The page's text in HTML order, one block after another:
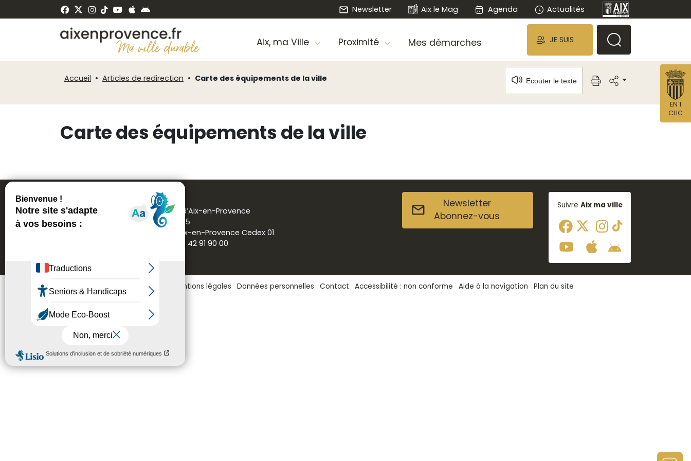
Newsletter Aix le Mag Agenda Actualités
Aix, ma Ville Proximité Mes démarches JE SUIS
Accueil Articles de redirection Carte des équipements de la ville Ecouter le texte
Carte des équipements de la ville
Mairie d’Aix-en-Provence
CS 30715
13616 Aix-en-Provence Cedex 01
Tél. : 04 42 91 90 00
Newsletter
Abonnez-vous
Suivre Aix ma ville
Communication Mentions légales Données personnelles Contact Accessibilité : non conforme Aide à la navigation Plan du site
EN 1
CLIC
de
Panneau de gestion des cookies